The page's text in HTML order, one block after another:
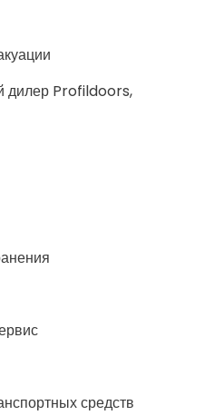
дилер Profildoors,
средств